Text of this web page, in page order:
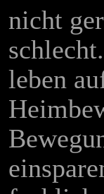
nicht
leben